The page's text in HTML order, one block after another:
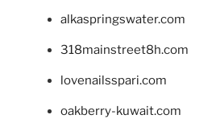
alkaspringswater.com
318mainstreet8h.com
lovenailsspari.com
oakberry-kuwait.com